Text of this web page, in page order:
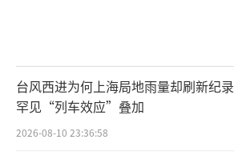
台风西进为何上海局地雨量却刷新纪录
罕见“列车效应”叠加
2026-08-10 23:36:58